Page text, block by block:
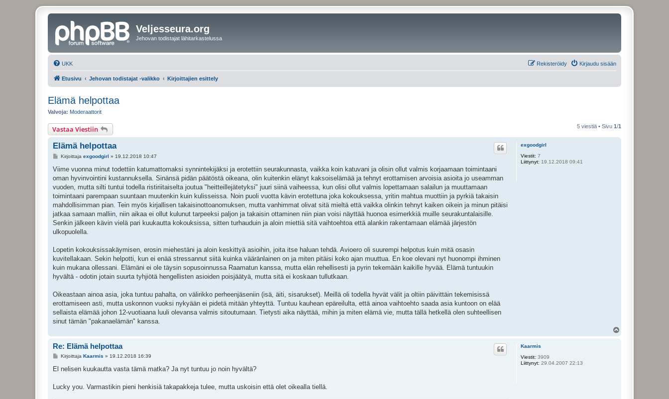
Veljesseura.org
Jehovan todistajat lähitarkastelussa
UKK Kirjaudu sisään
Rekisteröidy
Etusivu Jehovan todistajat -valikko Kirjoittajien esittely
Elämä helpottaa
Valvoja: Moderaattorit
Vastaa Viestiin 5 viestiä • Sivu 1/1
exgoodgirl
Viestit: 7
Liittynyt: 19.12.2018 09:41
Elämä helpottaa
V
e
t
i
Kirjoittaja exgoodgirl » 19.12.2018 10:47
Viime vuonna minut todettiin katumattomaksi synnintekijäksi ja erotettiin seurakunnasta, vaikka koin katuvani ja olisin ollut valmis korjaamaan toimintaani
oman hyvinvointini kustannuksella. Sinänsä pidän päätöstä oikeana, olin kuitenkin elänyt kaksoiselämää ja tehnyt erottamisen arvoisia asioita jo useamman
vuoden, mutta silti tuntui todella ristiriitaiselta joutua "heitteillejätetyksi" juuri siinä vaiheessa, kun olisi ollut valmis lopettamaan salailun ja muuttamaan
toimintaani parempaan suuntaan muutenkin kuin kulisseissa. Noin puoli vuotta kävin erotettuna joka kokouksessa, yritin mahtua muottiin ja pyrkiä takaisin
mahdollisimman pian. Tein myös kirjallisen takaisinottoanomuksen, mutta vanhimmat olivat sitä mieltä että vaikka olinkin tehnyt kaiken oikein ja minun pitäisi
jatkaa samaan malliin, niin aikaa ei ollut kulunut tarpeeksi paljon ja takaisin ottaminen niin pian voisi näyttää huonoa esimerkkiä muille seurakuntalaisille.
Senkin jälkeen kävin vielä pari kuukautta kokouksissa, sitten turhauduin ja aloin miettiä sitä vaihtoehtoa että alankin rakentamaan elämää järjestön
ulkopuolella.
Lopetin kokouksissakäymisen, erosin miehestäni ja aloin keskittyä asioihin, joita itse haluan tehdä. Avioero oli suurempi helpotus kuin mitä osasin
kuvitellakaan. Sekin helpotti, kun ei enää stressannut siitä kuinka vääränlainen on ja miten pitäisi koko ajan muuttua. En koe olevani nyt huonompi ihminen
kuin mukana ollessani. Elämäni ei ole täysin sopusoinnussa Raamatun kanssa, mutta elän rehellisesti ja pyrin tekemään kaikille hyvää. Elämä tuntuukin
hyvältä - odotin jotain suurta tyhjiötä hengellisten asioiden poisjäätyä, mutta sitä ei koskaan tullutkaan.
Oikeastaan ainoa asia, joka tuntuu pahalta, on välirikko perheenjäseniin (isä, äiti, sisarukset). Meillä oli todella hyvät välit ja oltiin päivittäin tekemisissä
erottamiseen asti, mutta uskonnon vuoksi nykyään ei pidetä mitään yhteyttä. Tuntuu kauhean epäreilulta, että ainoa vaihtoehto saada asia kuntoon on elää
sellaista elämää johon 12-vuotiaana luuli olevansa valmis sitoutumaan. Tietysti aika näyttää, mihin ja miten elämä vie, mutta tällä hetkellä olen suhteellisen
sinut tämän "pakanaelämän" kanssa.
Kaarmis
Viestit: 3909
Liittynyt: 29.04.2007 22:13
Re: Elämä helpottaa
V
e
i
Kirjoittaja Kaarmis » 19.12.2018 16:39
El nelisen kuukautta vasta tämä matka? Ja nyt tuntuu jo noin hyvältä?
Lucky you. Varmastikin pieni henkisiä takapakkeja tulee, mutta uskoisin että olet oikealla tiellä.